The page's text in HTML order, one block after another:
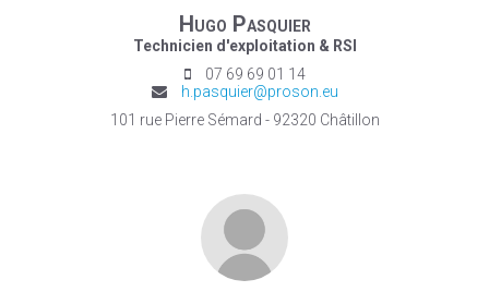
Hugo Pasquier
Technicien d'exploitation & RSI
07 69 69 01 14
h.pasquier@proson.eu
101 rue Pierre Sémard - 92320 Châtillon